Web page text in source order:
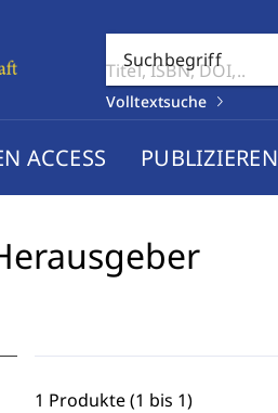
Suchbegriff
Volltextsuche
ACCESS PUBLIZIEREN
1 Produkte (1 bis 1)